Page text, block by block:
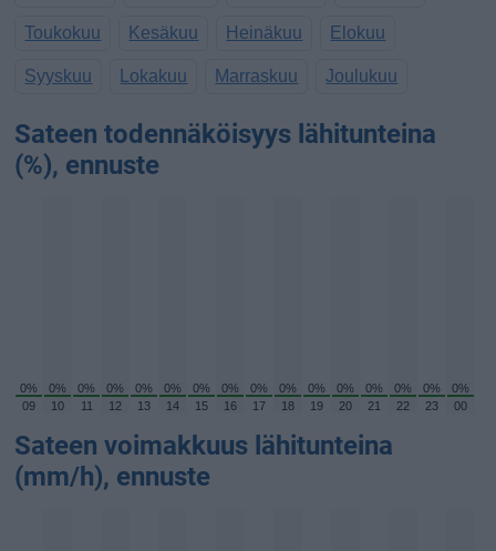
Toukokuu Kesäkuu Heinäkuu Elokuu
Syyskuu Lokakuu Marraskuu Joulukuu
Sateen todennäköisyys lähitunteina
(%), ennuste
0% 0% 0% 0% 0% 0% 0% 0% 0% 0% 0% 0% 0% 0% 0%
0%
09
10 11 12 13 14 15 16 17 18 19 20 21 22 23 00
Sateen voimakkuus lähitunteina
(mm/h), ennuste